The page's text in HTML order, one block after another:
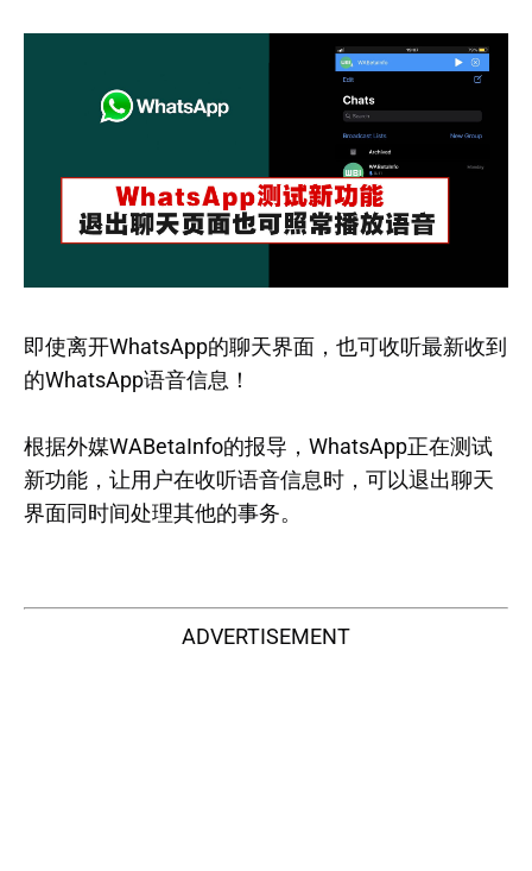
即使离开WhatsApp的聊天界面，也可收听最新收到
的WhatsApp语音信息！
根据外媒WABetaInfo的报导，WhatsApp正在测试
新功能，让用户在收听语音信息时，可以退出聊天
界面同时间处理其他的事务。
ADVERTISEMENT